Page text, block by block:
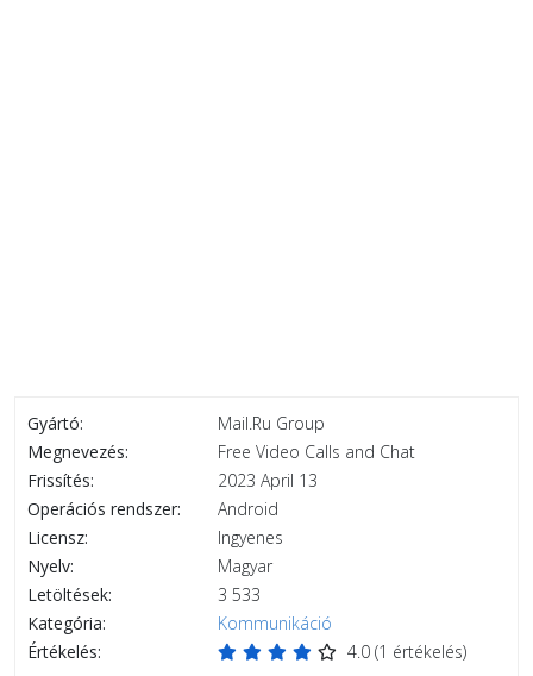
Gyártó:
Mail.Ru Group
Megnevezés:
Free Video Calls and Chat
Frissítés:
2023 April 13
Operációs rendszer:
Android
Licensz:
Ingyenes
Nyelv:
Magyar
Letöltések:
3 533
Kategória:
Kommunikáció
Értékelés:
4.0 (1 értékelés)